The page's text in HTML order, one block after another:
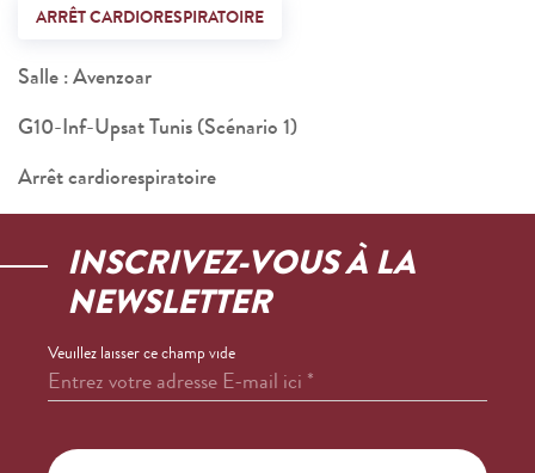
ARRÊT CARDIORESPIRATOIRE
Salle : Avenzoar
G10-Inf-Upsat Tunis (Scénario 1)
Arrêt cardiorespiratoire
INSCRIVEZ-VOUS À LA
NEWSLETTER
Veuillez laisser ce champ vide
Entrez votre adresse E-mail ici*